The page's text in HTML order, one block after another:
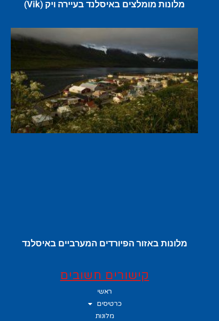
מלונות מומלצים באיסלנד בעיירה ויק (Vik)
מלונות באזור הפיורדים המערביים באיסלנד
קישורים חשובים
ראשי
כרטיסים
מלונות